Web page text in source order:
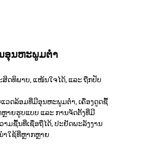
ອຸນຫະພູມຕ່ຳ
ດທິພາບ, ແໜ້ນໃຈໄດ້, ແລະ ຖືກປັບ
ວດລ້ອມທີ່ມີອຸນຫະພູມຕ່ຳ, ເຄື່ອງດູດຊື້
າຍຮູບແບບ ແລະ ການຈັດຕັ້ງທີ່ມີ
ມຊື້ນທີ່ເຊື່ອຖືໄດ້, ປະຢັດພະລັງງານ
ຳໃຊ້ທີ່ຫຼາກຫຼາຍ